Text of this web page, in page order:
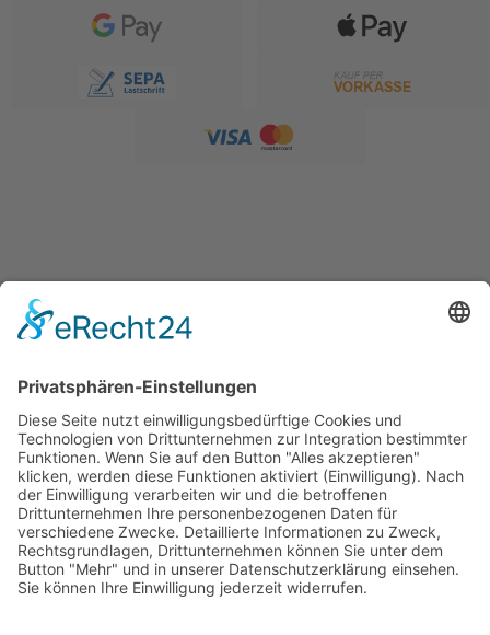
Versandkostentabelle
Blog
Erklärung zur Barrierefreiheit
Impressum
AGB
Öffnungszeiten